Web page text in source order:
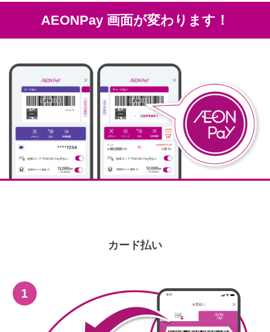
AEONPay 画面が変わります！
カード払い
1